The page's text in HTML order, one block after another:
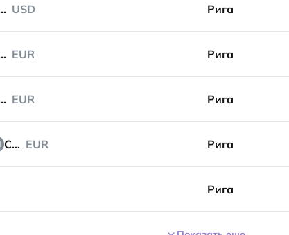
USD Рига
EUR Рига
EUR Рига
Cash EUR Рига
Рига